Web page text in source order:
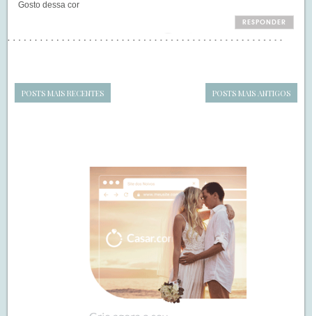
Gosto dessa cor
RESPONDER
POSTS MAIS RECENTES POSTS MAIS ANTIGOS
SIDEBAR